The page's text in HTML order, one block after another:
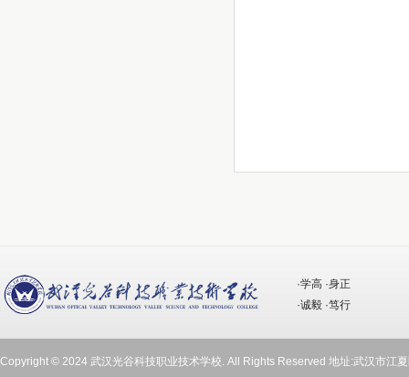
·学高 ·身正
·诚毅 ·笃行
Copyright © 2024 武汉光谷科技职业技术学校. All Rights Reserved 地址:武汉市江